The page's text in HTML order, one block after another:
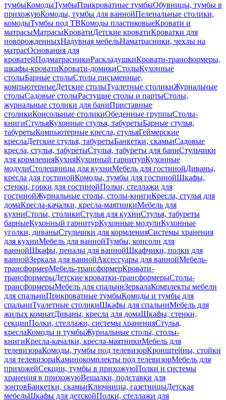
тумбыКомодыТумбыПрикроватные тумбыОбувницы, тумбы в
прихожуюКомоды, тумбы для ваннойПеленальные столики,
комодыТумбы под ТВКомоды пластиковыеКровати и
матрасыМатрасыКроватиДетские кроватиКроватки для
новорожденныхНадувная мебельНаматрасники, чехлы на
матрасОснования для
кроватейПодматрасникиРаскладушкиКровати-трансформеры,
шкафы-кроватиКровати-домикиСтолыКухонные
столыБарные столыСтолы письменные,
компьютерныеДетские столыТуалетные столикиЖурнальные
столыСадовые столыРастущие столы и партыСтолы,
журнальные столики для баниПриставные
столикиКонсольные столикиОбеденные группыСтолы-
книгиСтульяКухонные стулья, табуретыБарные стулья,
табуретыКомпьютерные кресла, стульяГеймерские
креслаДетские стулья, табуретыБанкетки, скамьиСадовые
кресла, стулья, табуретыСтулья, табуреты для баниСтульчики
для кормленияКухняКухонный гарнитурКухонные
модулиСтолешницы для кухниМебель для гостинойДиваны,
кресла для гостинойКомоды, тумбы для гостинойШкафы,
стенки, горки для гостинойПолки, стеллажи для
гостинойЖурнальные столы, столы-книгиКресла, стулья для
домаКресла-качалки, кресла-маятникиМебель для
кухниСтолы, столикиСтулья для кухниСтулья, табуреты
барныеКухонный гарнитурКухонные модулиКухонные
уголки, диваныСтульчики для кормленияСистемы хранения
для кухниМебель для ваннойТумбы, консоли для
ваннойШкафы, пеналы для ваннойШкафчики, полки для
ваннойЗеркала для ваннойАксессуары для ваннойМебель-
трансформерМебель-трансформерКровати-
трансформерыДетские кроватки-трансформерыСтолы-
трансформерыМебель для спальниЗеркалаКомплекты мебели
для спальниПрикроватные тумбыКомоды и тумбы для
спальниТуалетные столикиШкафы для спальниМебель для
жилых комнатДиваны, кресла для домаШкафы, стенки,
секцииПолки, стеллажи, системы храненияСтулья,
креслаКомоды и тумбыЖурнальные столы, столы-
книгиКресла-качалки, кресла-маятникиМебель для
телевизораКомоды, тумбы под телевизорКронштейны, стойки
для телевизораКаминокомплекты под телевизорМебель для
прихожейСекции, тумбы в прихожуюПолки и системы
хранения в прихожуюВешалки, подставки для
зонтовБанкетки, скамьиКлючницы, газетницыДетская
мебельШкафы для детскойПолки, стеллажи для